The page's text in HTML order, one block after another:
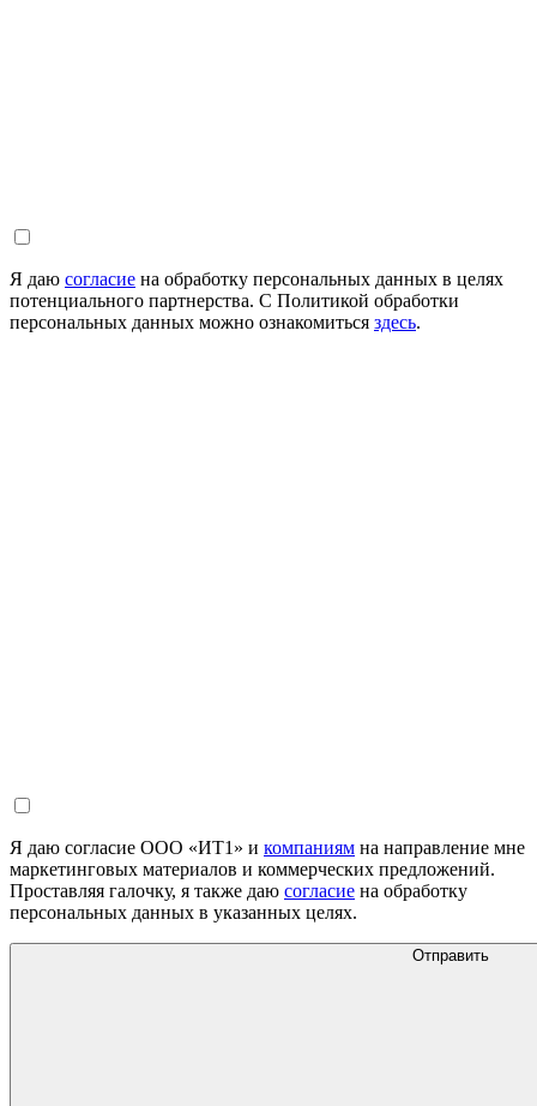
Я даю согласие на обработку персональных данных в целях
потенциального партнерства. С Политикой обработки
персональных данных можно ознакомиться здесь.
Я даю согласие ООО «ИТ1» и компаниям на направление мне
маркетинговых материалов и коммерческих предложений.
Проставляя галочку, я также даю согласие на обработку
персональных данных в указанных целях.
Отправить